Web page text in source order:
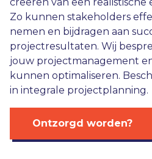
Zo kunnen stakeholders
nemen en bijdragen aan
projectresultaten. Wij
jouw projectmanagement
kunnen optimaliseren.
in integrale projectplanning.
Ontzorgd worden?